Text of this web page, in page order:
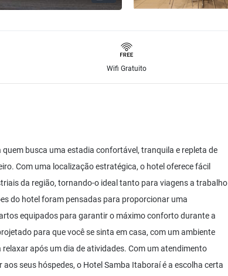
Wifi Gratuito
busca uma estadia confortável, tranquila e repleta de
Com uma localização estratégica, o hotel oferece fácil
da região, tornando-o ideal tanto para viagens a trabalho
do hotel foram pensadas para proporcionar uma
equipados para garantir o máximo conforto durante a
para que você se sinta em casa, com um ambiente
após um dia de atividades. Com um atendimento
seus hóspedes, o Hotel Samba Itaboraí é a escolha certa